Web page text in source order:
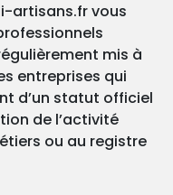
artisans.fr vous
mis à
entreprises qui
d’un statut officiel
de l’activité
ou au registre